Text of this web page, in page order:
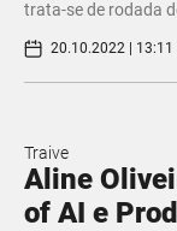
trata-se de rodada
20.10.2022 | 13:11
Traive
Aline
of AI e